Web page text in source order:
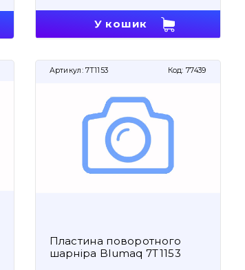
У кошик
Артикул: 7T1153 Код: 77439
Пластина поворотного
шарніра Blumaq 7T1153